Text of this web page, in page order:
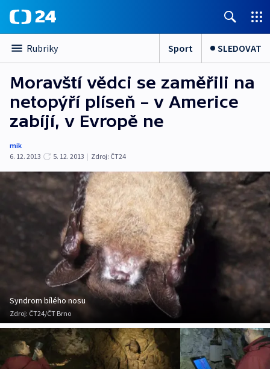
Rubriky Sport SLEDOVAT
Moravští vědci se zaměřili na
netopýří plíseň – v Americe
zabíjí, v Evropě ne
mik
6. 12. 2013
5. 12. 2013 | Zdroj: ČT24
Syndrom bílého nosu
Zdroj: ČT24/ČT Brno